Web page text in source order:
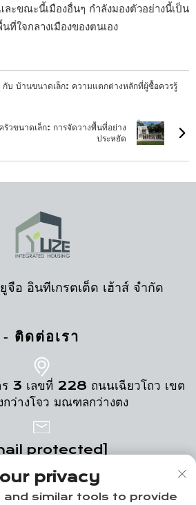
ละขณะนี้เมืองอื่นๆ กำลังมองตัวอย่างนี้เป็น
ที่ใจกลางเมืองของตนเอง
บ บ้านขนาดเล็ก: ความแตกต่างหลักที่ผู้ซื้อควรรู้
รัวขนาดเล็ก: การจัดวางพื้นที่อย่าง
ประหยัด
อ อินทีเกรตเต็ด เฮ้าส์ จำกัด
- ติดต่อเรา
3 เลขที่ 228 ถนนเฉียวโถว เขต
กว่างโจว มณฑลกว่างตง
protected]
18102719517
privacy
and similar tools to provide